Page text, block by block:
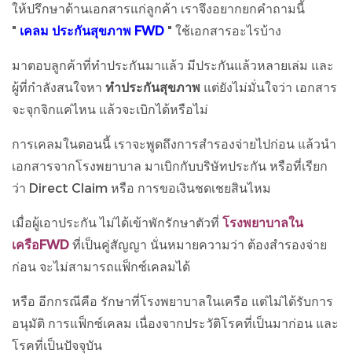
ให้ปรึกษาด้านเอกสารแก่ลูกค้า เราจึงอยากยกคำถามนี้
" เคลม ประกันสุขภาพ FWD " ใช้เอกสารอะไรบ้าง
มาตอบลูกค้าที่ทำประกันมาแล้ว มีประกันแล้วหลายเล่ม และ
ผู้ที่กำลังสนใจหา ทำประกันสุขภาพ แต่ยังไม่มั่นใจว่า เอกสาร
จะจุกจิกแค่ไหน แล้วจะเบิกได้หรือไม่
การเคลมในตอนนี้ เราจะพูดถึงการสำรองจ่ายไปก่อน แล้วนำ
เอกสารจากโรงพยาบาล มาเบิกกับบริษัทประกัน หรือที่เรียก
ว่า Direct Claim หรือ การขอเงินชดเชยสินไหม
เมื่อผู้เอาประกัน ไม่ได้เข้าพักรักษาตัวที่ โรงพยาบาลใน
เครือFWD ที่เป็นคู่สัญญา นั่นหมายความว่า ต้องสำรองจ่าย
ก่อน จะไม่สามารถแฟ็กซ์เคลมได้
หรือ อีกกรณีคือ รักษาที่โรงพยาบาลในเครือ แต่ไม่ได้รับการ
อนุมัติ การแฟ็กซ์เคลม เนื่องจากประวัติโรคที่เป็นมาก่อน และ
โรคที่เป็นปัจจุบัน